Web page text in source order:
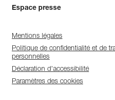
Espace presse
Mentions légales
Politique de confidentialité et de
personnelles
Déclaration d'accessibilité
Paramètres des cookies